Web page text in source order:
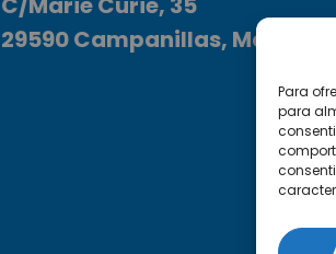
Para
para
29590 Campanillas, Málaga